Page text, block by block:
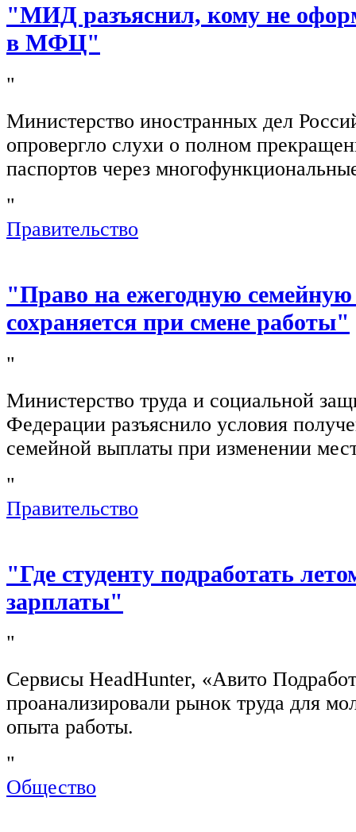
"МИД разъяснил, кому не
в МФЦ"
"
Министерство иностранных дел
опровергло слухи о полном
паспортов через
"
Правительство
"Право на ежегодную
сохраняется при смене работы"
"
Министерство труда и социальной
Федерации разъяснило условия
семейной выплаты при изменении
"
Правительство
"Где студенту подработать
зарплаты"
"
Сервисы HeadHunter, «Авито
проанализировали рынок труда для
опыта работы.
"
Общество